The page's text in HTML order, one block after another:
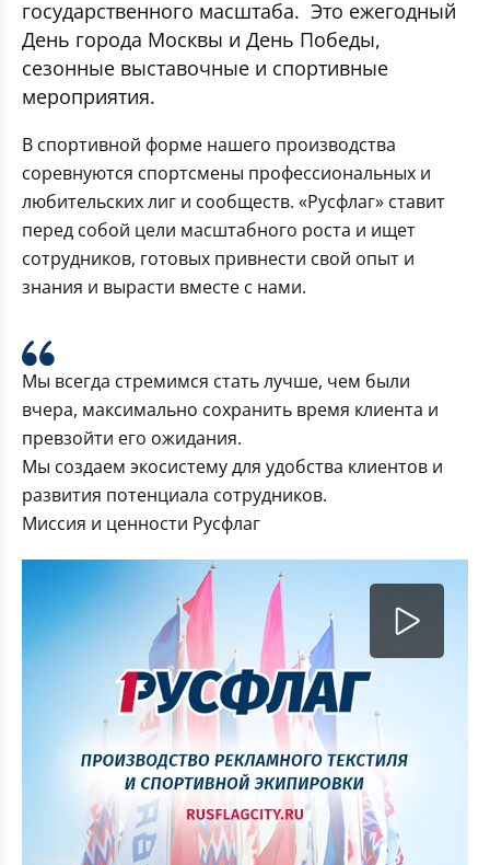
государственного масштаба. Это ежегодный
День города Москвы и День Победы,
сезонные выставочные и спортивные
мероприятия.
В спортивной форме нашего производства
соревнуются спортсмены профессиональных и
любительских лиг и сообществ. «Русфлаг» ставит
перед собой цели масштабного роста и ищет
сотрудников, готовых привнести свой опыт и
знания и вырасти вместе с нами.
Мы всегда стремимся стать лучше, чем были
вчера, максимально сохранить время клиента и
превзойти его ожидания.
Мы создаем экосистему для удобства клиентов и
развития потенциала сотрудников.
Миссия и ценности Русфлаг